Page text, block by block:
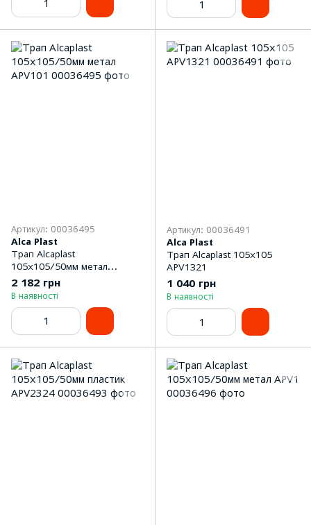
Артикул: 00036495
Alca Plast
Трап Alcaplast
105x105/50мм метал
APV101
2 182 грн
В наявності
Артикул: 00036491
Alca Plast
Трап Alcaplast 105x105
APV1321
1 040 грн
В наявності